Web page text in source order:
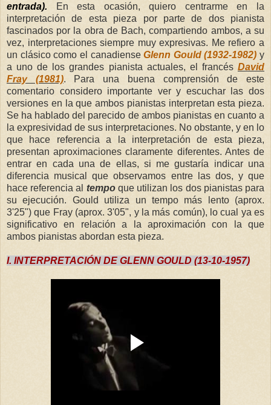
entrada).
En esta ocasión, quiero centrarme en la
interpretación de esta pieza por parte de dos pianista
fascinados por la obra de Bach, compartiendo ambos, a su
vez, interpretaciones siempre muy expresivas. Me refiero a
un clásico como el canadienseGlenn Gould (1932-1982) y
a uno de los grandes pianista actuales, el francés David
Fray (1981). Para una buena comprensión de este
comentario considero importante ver y escuchar las dos
versiones en la que ambos pianistas interpretan esta pieza.
Se ha hablado del parecido de ambos pianistas en cuanto a
la expresividad de sus interpretaciones. No obstante, y en lo
que hace referencia a la interpretación de esta pieza,
presentan aproximaciones claramente diferentes. Antes de
entrar en cada una de ellas, si me gustaría indicar una
diferencia musical que observamos entre las dos, y que
hace referencia al tempoque utilizan los dos pianistas para
su ejecución. Gould utiliza un tempo más lento (aprox.
3'25") que Fray (aprox. 3'05", y la más común), lo cual ya es
significativo en relación a la aproximación con la que
ambos pianistas abordan esta pieza.
I. INTERPRETACIÓN DE GLENN GOULD (13-10-1957)